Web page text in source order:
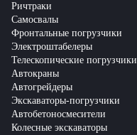
Ричтраки
Самосвалы
Фронтальные погрузчики
Электроштабелеры
Телескопические погрузчики
Автокраны
Автогрейдеры
Экскаваторы-погрузчики
Автобетоносмесители
Колесные экскаваторы